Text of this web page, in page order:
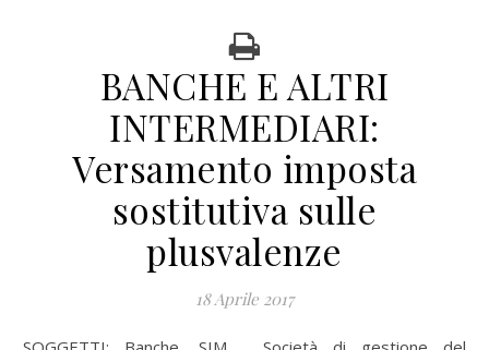
BANCHE E ALTRI
INTERMEDIARI:
Versamento imposta
sostitutiva sulle
plusvalenze
18 Aprile 2017